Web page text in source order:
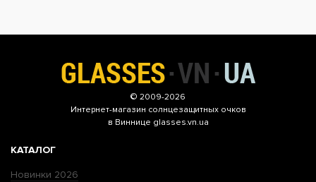
© 2009-2026
Интернет-магазин солнцезащитных очков
в Виннице glasses.vn.ua
КАТАЛОГ
Новинки 2026